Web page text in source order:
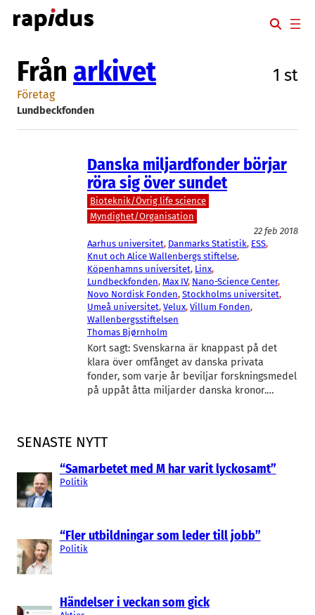
Hoppa
till
SENASTE NYTT
“Samarbetet med M har varit lyckosamt”
Politik
“Fler utbildningar som leder till jobb”
Politik
Händelser i veckan som gick
Från arkivet 1 st
Företag
Lundbeckfonden
Danska miljardfonder börjar
röra sig över sundet
Bioteknik/Övrig life science
Myndighet/Organisation
22 feb 2018
Aarhus universitet, Danmarks Statistik, ESS
Knut och Alice Wallenbergs stiftelse
Köpenhamns universitet, Linx
Lundbeckfonden, Max IV, Nano-Science Center
Novo Nordisk Fonden, Stockholms universitet
Umeå universitet, Velux, Villum Fonden
Wallenbergsstiftelsen
Thomas Bjørnholm
Kort sagt: Svenskarna är knappast på det
klara över omfånget av danska privata
fonder, som varje år beviljar forskningsmedel
på uppåt åtta miljarder danska kronor.…